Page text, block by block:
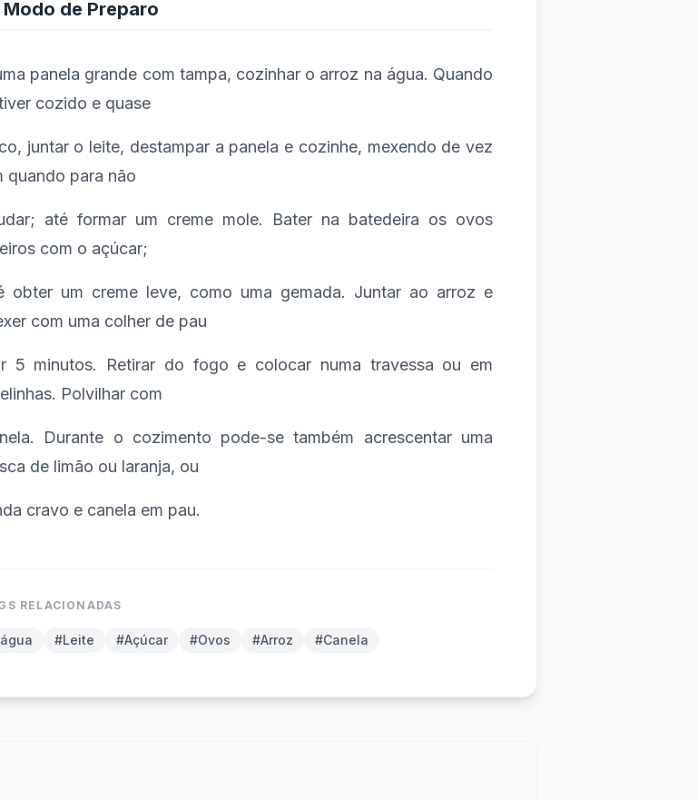
Modo de Preparo
panela grande com tampa, cozinhar o arroz na água. Quando
cozido e quase
juntar o leite, destampar a panela e cozinhe, mexendo de vez
quando para não
até formar um creme mole. Bater na batedeira os ovos
com o açúcar;
obter um creme leve, como uma gemada. Juntar ao arroz e
com uma colher de pau
5 minutos. Retirar do fogo e colocar numa travessa ou em
Polvilhar com
Durante o cozimento pode-se também acrescentar uma
de limão ou laranja, ou
cravo e canela em pau.
RELACIONADAS
#Leite #Açúcar #Ovos #Arroz #Canela